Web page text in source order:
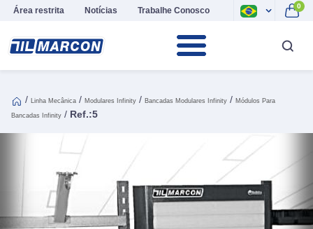
Área restrita Notícias Trabalhe Conosco 0
/ Linha Mecânica / Modulares Infinity / Bancadas Modulares Infinity / Módulos Para
Bancadas Infinity / Ref.:5